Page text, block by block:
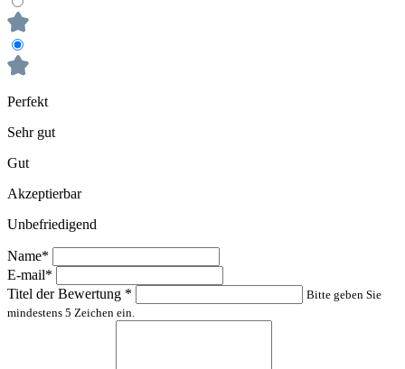
Perfekt
Sehr gut
Gut
Akzeptierbar
Unbefriedigend
Name*
E-mail*
Titel der Bewertung *
Bitte geben Sie
mindestens 5 Zeichen ein.